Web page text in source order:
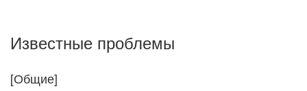
Известные проблемы
[Общие]